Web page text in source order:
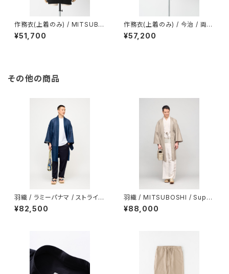
作務衣(上着のみ) / MITSUBO
SHI / コットンウール / BLACK
（With tailoring）
¥51,700
作務衣(上着のみ) / 今治 / 両面
パイル強撚 / BLACK（With tail
oring）
¥57,200
その他の商品
羽織 / ラミーパナマ / ストライプ
/ NAVY（With tailoring）
¥82,500
羽織 / MITSUBOSHI / Super
140's wool / 平織強撚 / GREI
GE（With tailoring）
¥88,000